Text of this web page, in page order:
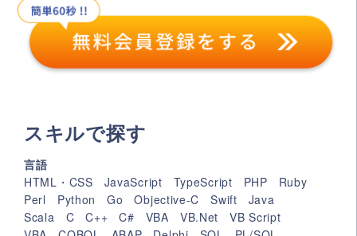
スキルで探す
言語
HTML・CSS
JavaScript TypeScript PHP
Ruby
Perl
Python Go Objective-C Swift
Java
Scala
C C++ C# VBA VB.Net
VB Script